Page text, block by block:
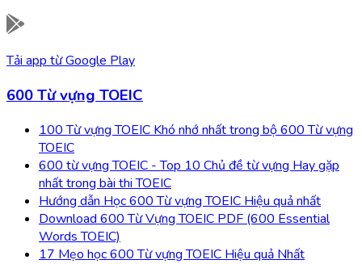
Tải app từGoogle Play
600 Từ vựng TOEIC
100 Từ vựng TOEIC Khó nhớ nhất trong bộ 600 Từ vựng
TOEIC
600 từ vựng TOEIC - Top 10 Chủ đề từ vựng Hay gặp
nhất trong bài thi TOEIC
Hướng dẫn Học 600 Từ vựng TOEIC Hiệu quả nhất
Download 600 Từ Vựng TOEIC PDF (600 Essential
Words TOEIC)
17 Mẹo học 600 Từ vựng TOEIC Hiệu quả Nhất